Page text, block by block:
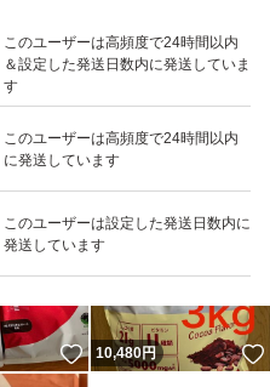
このユーザーは高頻度で24時間以内
＆設定した発送日数内に発送していま
す
このユーザーは高頻度で24時間以内
に発送しています
このユーザーは設定した発送日数内に
発送しています
いいね！
10,000
いいね！
10,480円